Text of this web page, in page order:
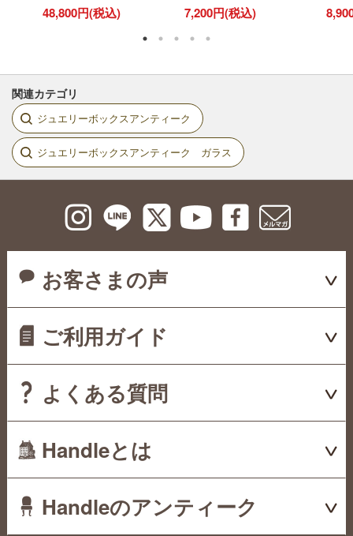
48,800円(税込) 7,200円(税込)
関連カテゴリ
ジュエリーボックスアンティーク
ジュエリーボックスアンティーク ガラス
お客さまの声
ご利用ガイド
よくある質問
Handleとは
Handleのアンティーク